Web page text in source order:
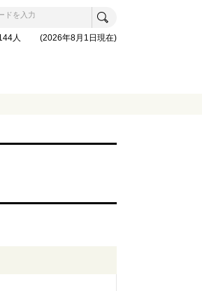
人 (2026年8月1日現在)